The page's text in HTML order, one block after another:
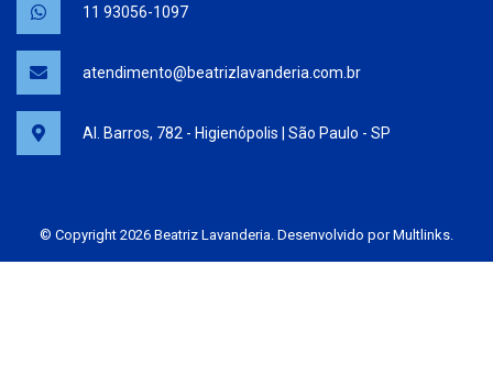
11 93056-1097
atendimento@beatrizlavanderia.com.br
Al. Barros, 782 - Higienópolis | São Paulo - SP
© Copyright 2026 Beatriz Lavanderia. Desenvolvido porMultlinks